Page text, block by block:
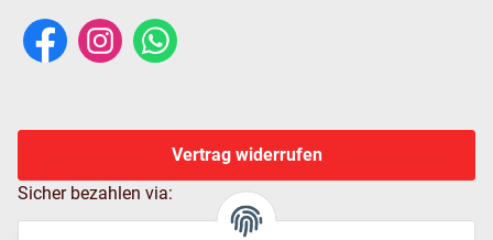
Vertrag widerrufen
Sicher bezahlen via: